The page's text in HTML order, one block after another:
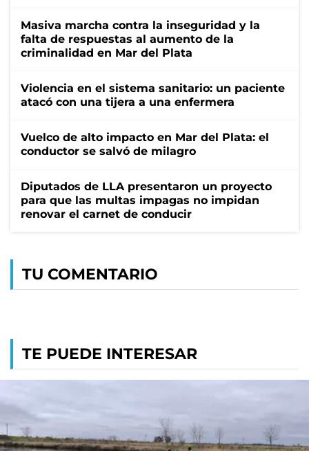
Masiva marcha contra la inseguridad y la
falta de respuestas al aumento de la
criminalidad en Mar del Plata
Violencia en el sistema sanitario: un paciente
atacó con una tijera a una enfermera
Vuelco de alto impacto en Mar del Plata: el
conductor se salvó de milagro
Diputados de LLA presentaron un proyecto
para que las multas impagas no impidan
renovar el carnet de conducir
TU COMENTARIO
TE PUEDE INTERESAR